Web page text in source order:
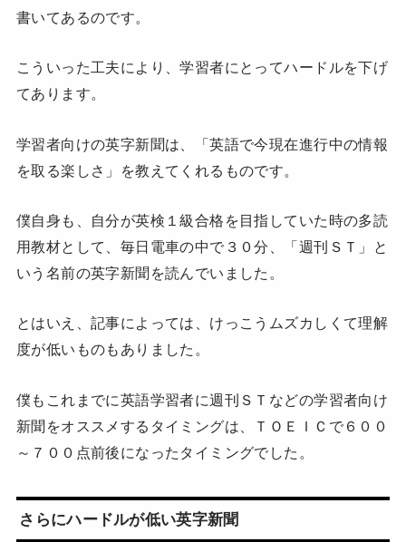
書いてあるのです。
こういった工夫により、学習者にとってハードルを下げ
てあります。
学習者向けの英字新聞は、「英語で今現在進行中の情報
を取る楽しさ」を教えてくれるものです。
僕自身も、自分が英検１級合格を目指していた時の多読
用教材として、毎日電車の中で３０分、「週刊ＳＴ」と
いう名前の英字新聞を読んでいました。
とはいえ、記事によっては、けっこうムズカしくて理解
度が低いものもありました。
僕もこれまでに英語学習者に週刊ＳＴなどの学習者向け
新聞をオススメするタイミングは、ＴＯＥＩＣで６００
～７００点前後になったタイミングでした。
さらにハードルが低い英字新聞